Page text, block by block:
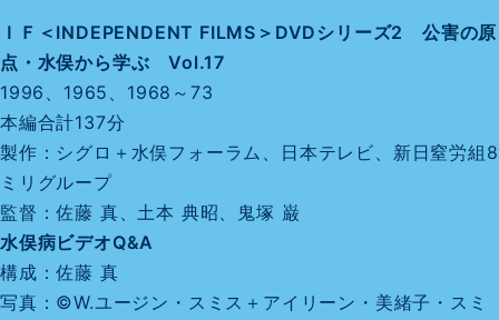
ＩＦ＜INDEPENDENT FILMS＞DVDシリーズ2 公害の原
点・水俣から学ぶ Vol.17
1996、1965、1968～73
本編合計137分
製作：シグロ＋水俣フォーラム、日本テレビ、新日窒労組8
ミリグループ
監督：佐藤 真、土本 典昭、鬼塚 巌
水俣病ビデオQ&A
構成：佐藤 真
写真：©W.ユージン・スミス＋アイリーン・美緒子・スミ